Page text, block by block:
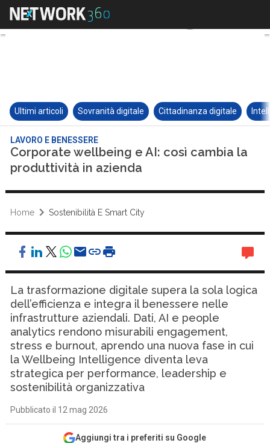
Ultimi articoli Sovranità digitale Cittadinanza digitale
LAVORO E BENESSERE
Corporate wellbeing e AI: così cambia la
produttività in azienda
Home Sostenibilità E Smart City
La trasformazione digitale supera la sola logica
dell’efficienza e integra il benessere nelle
infrastrutture aziendali. Dati, AI e people
analytics rendono misurabili engagement,
stress e burnout, aprendo una nuova fase in cui
la Wellbeing Intelligence diventa leva
strategica per performance, leadership e
sostenibilità organizzativa
Pubblicato il 12 mag 2026
Aggiungi tra i preferiti su Google